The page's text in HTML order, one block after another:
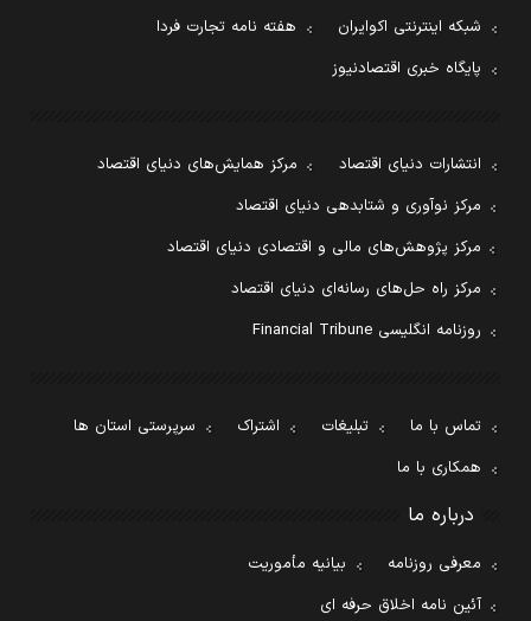
شبکه اینترنتی اکوایران
هفته نامه تجارت فردا
پایگاه خبری اقتصادنیوز
انتشارات دنیای اقتصاد
مرکز همایش‌های دنیای اقتصاد
مرکز نوآوری و شتابدهی دنیای اقتصاد
مرکز پژوهش‌های مالی و اقتصادی دنیای اقتصاد
مرکز راه حل‌های رسانه‌ای دنیای اقتصاد
روزنامه انگلیسی Financial Tribune
تماس با ما تبلیغات اشتراک
سرپرستی استان ها
همکاری با ما
درباره ما
معرفی روزنامه
بیانیه مأموریت
آئین نامه اخلاق حرفه ای